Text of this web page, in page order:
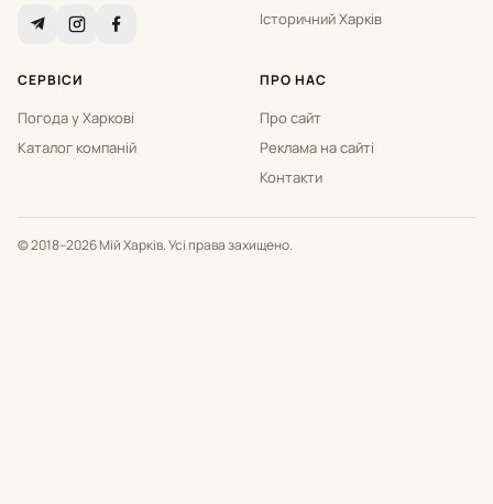
Історичний Харків
СЕРВІСИ
Погода у Харкові
Каталог компаній
ПРО НАС
Про сайт
Реклама на сайті
Контакти
© 2018–2026 Мій Харків. Усі права захищено.